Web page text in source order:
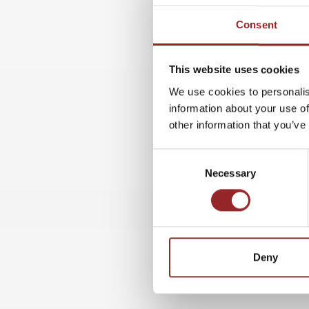
Consent
This website uses cookies
We use cookies to
information about your use
other information that
Necessary
Deny